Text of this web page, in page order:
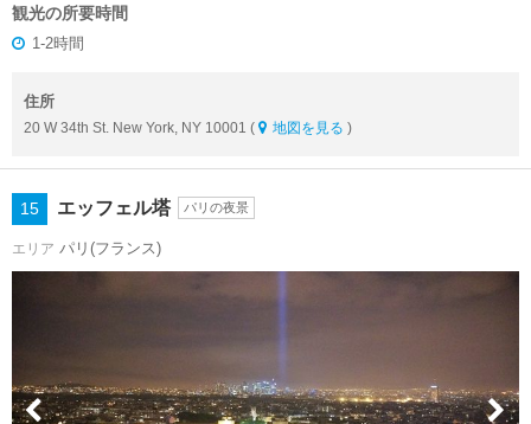
観光の所要時間
1-2時間
住所
20 W 34th St. New York, NY 10001 ( 地図を見る )
15 エッフェル塔 パリの夜景
エリア パリ(フランス)